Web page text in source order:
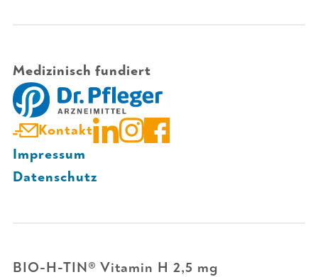
Medizinisch fundiert
Kontakt
Impressum
Datenschutz
BIO-H-TIN® Vitamin H 2,5 mg